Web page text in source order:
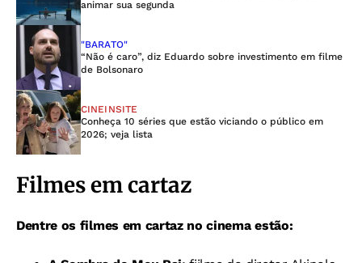
animar sua segunda
"BARATO"
“Não é caro”, diz Eduardo sobre investimento em filme
de Bolsonaro
CINEINSITE
Conheça 10 séries que estão viciando o público em
2026; veja lista
Filmes em cartaz
Dentre os filmes em cartaz no cinema estão: